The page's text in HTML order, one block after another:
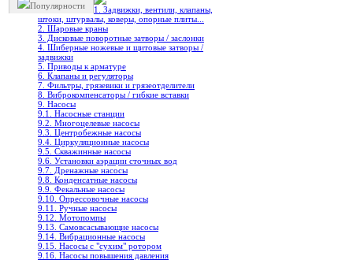
Популярности
1. Задвижки, вентили, клапаны,
штоки, штурвалы, коверы, опорные плиты...
2. Шаровые краны
3. Дисковые поворотные затворы / заслонки
4. Шиберные ножевые и щитовые затворы /
задвижки
5. Приводы к арматуре
6. Клапаны и регуляторы
7. Фильтры, грязевики и грязеотделители
8. Виброкомпенсаторы / гибкие вставки
9. Насосы
9.1. Насосные станции
9.2. Многоцелевые насосы
9.3. Центробежные насосы
9.4. Циркуляционные насосы
9.5. Скважинные насосы
9.6. Установки аэрации сточных вод
9.7. Дренажные насосы
9.8. Конденсатные насосы
9.9. Фекальные насосы
9.10. Опрессовочные насосы
9.11. Ручные насосы
9.12. Мотопомпы
9.13. Самовсасывающие насосы
9.14. Вибрационные насосы
9.15. Насосы с "сухим" ротором
9.16. Насосы повышения давления